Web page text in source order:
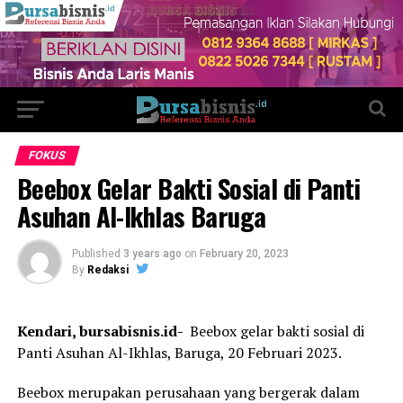
FOKUS
Beebox Gelar Bakti Sosial di Panti
Asuhan Al-Ikhlas Baruga
Published 3 years ago on February 20, 2023
By Redaksi
Kendari, bursabisnis.id- Beebox gelar bakti sosial di
Panti Asuhan Al-Ikhlas, Baruga, 20 Februari 2023.
Beebox merupakan perusahaan yang bergerak dalam